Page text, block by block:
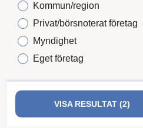
Kommun/region
Privat/börsnoterat företag
Myndighet
Eget företag
VISA RESULTAT (2)